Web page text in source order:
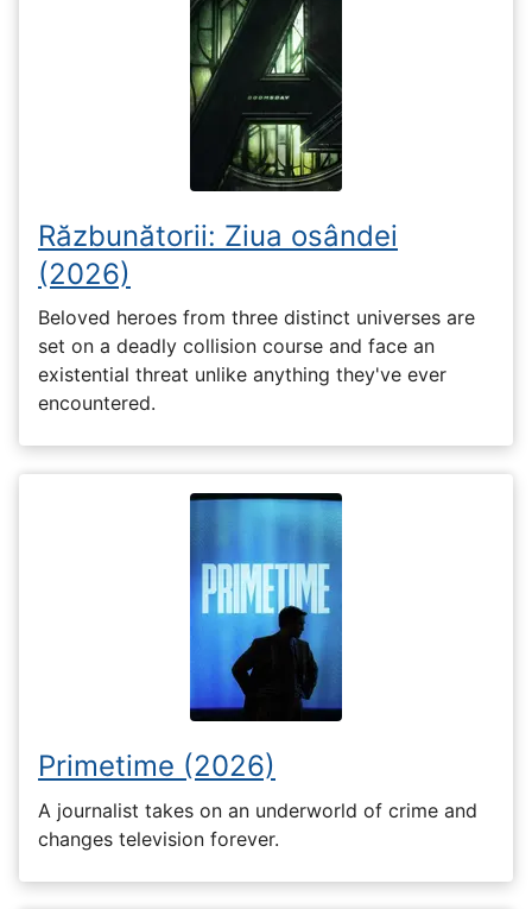
Răzbunătorii: Ziua osândei
(2026)
Beloved heroes from three distinct universes are
set on a deadly collision course and face an
existential threat unlike anything they've ever
encountered.
Primetime (2026)
A journalist takes on an underworld of crime and
changes television forever.